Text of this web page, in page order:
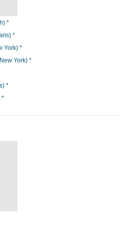
*
*
York) *
York) *
*
*